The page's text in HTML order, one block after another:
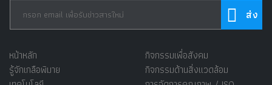
หน้าหลัก
รู้จักเกลือพิมาย
กิจกรรมเพื่อสังคม
กิจกรรมด้านสิ่งแวดล้อม